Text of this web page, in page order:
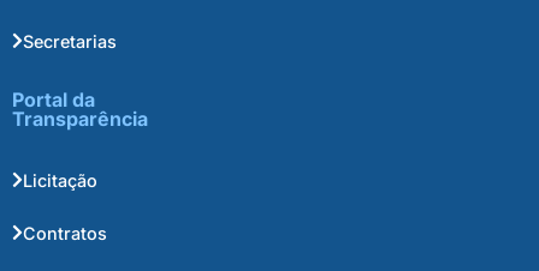
Secretarias
Portal da
Transparência
Licitação
Contratos